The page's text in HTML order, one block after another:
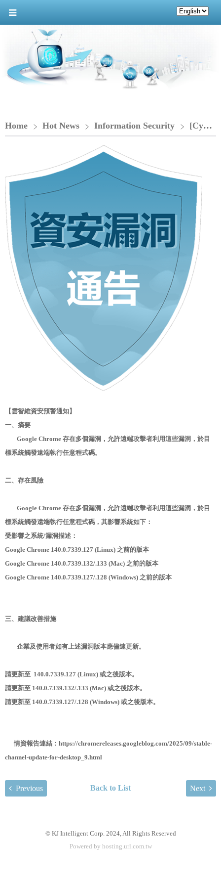
Home Hot News Information Security [Cybersecurity Vulnerability Notice] Google Chrome 存在多個漏洞
【雲智維資安預警通知】
一、摘要
Google Chrome 存在多個漏洞，允許遠端攻擊者利用這些漏洞，於目
標系統觸發遠端執行任意程式碼。
二、存在風險
Google Chrome 存在多個漏洞，允許遠端攻擊者利用這些漏洞，於目
標系統觸發遠端執行任意程式碼，其影響系統如下：
受影響之系統/漏洞描述：
Google Chrome 140.0.7339.127 (Linux) 之前的版本
Google Chrome 140.0.7339.132/.133 (Mac) 之前的版本
Google Chrome 140.0.7339.127/.128 (Windows) 之前的版本
三、建議改善措施
企業及使用者如有上述漏洞版本應儘速更新。
請更新至 140.0.7339.127 (Linux) 或之後版本。
請更新至 140.0.7339.132/.133 (Mac) 或之後版本。
請更新至 140.0.7339.127/.128 (Windows) 或之後版本。
情資報告連結：https://chromereleases.googleblog.com/2025/09/stable-
channel-update-for-desktop_9.html
Previous Back to List Next
© KJ Intelligent Corp. 2024, All Rights Reserved
Powered by hosting.url.com.tw